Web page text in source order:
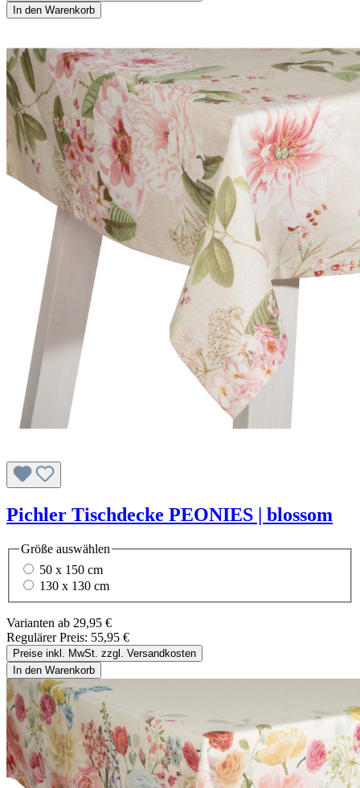
In den Warenkorb
Pichler Tischdecke PEONIES | blossom
Größe auswählen
50 x 150 cm
130 x 130 cm
Varianten ab 29,95 €
Regulärer Preis: 55,95 €
Preise inkl. MwSt. zzgl. Versandkosten
In den Warenkorb